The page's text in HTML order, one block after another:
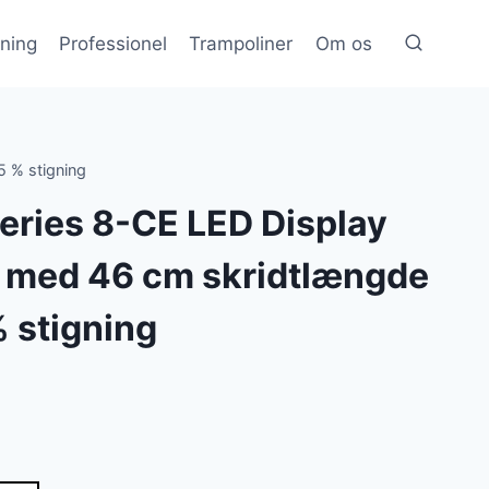
Professionel Trampoliner Om os
% stigning
8-CE LED Display
46 cm skridtlængde
stigning